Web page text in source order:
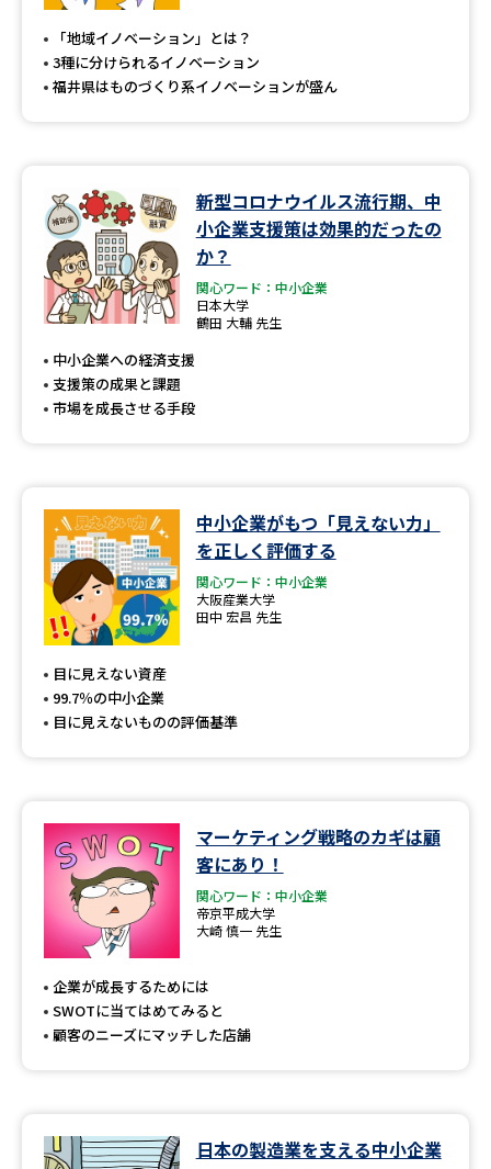
新学年スタート号特集ページ
（高3生用）
SELFBRAND特集ページ
オープンキャンパス検索 実施プログラムから探す
来場型・Web型イベント特集
受験準備
先輩が入学を決めた理由 テレメール全国一斉進学調査
新生活お役立ちガイド
学問発見
学問のミニ講義「夢ナビ講義」 学問分野解説
学問の教科書 夢ナビライブ
Ｑ＆Ａ よくあるご質問
テレメール
お支払いサイト
個人情報取扱規定
「地域イノベーション」とは？
3種に分けられるイノベーション
福井県はものづくり系イノベーションが盛ん
新型コロナウイルス流行期、中
小企業支援策は効果的だったの
か？
関心ワード：中小企業
日本大学
鶴田 大輔 先生
中小企業への経済支援
支援策の成果と課題
市場を成長させる手段
中小企業がもつ「見えない力」
を正しく評価する
関心ワード：中小企業
大阪産業大学
田中 宏昌 先生
目に見えない資産
99.7％の中小企業
目に見えないものの評価基準
マーケティング戦略のカギは顧
客にあり！
関心ワード：中小企業
帝京平成大学
大崎 慎一 先生
企業が成長するためには
SWOTに当てはめてみると
顧客のニーズにマッチした店舗
日本の製造業を支える中小企業